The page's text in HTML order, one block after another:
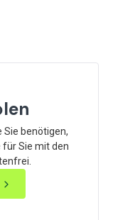
Sie benötigen,
Sie mit den